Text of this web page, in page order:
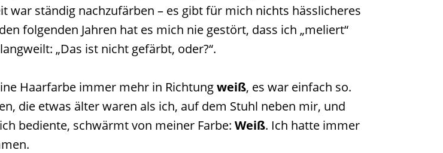
war ständig nachzufärben – es gibt für mich nichts hässlicheres
folgenden Jahren hat es mich nie gestört, dass ich „meliert“
„Das ist nicht gefärbt, oder?“.
Haarfarbe immer mehr in Richtungweiß, es war einfach so.
die etwas älter waren als ich, auf dem Stuhl neben mir, und
bediente, schwärmt von meiner Farbe:Weiß. Ich hatte immer